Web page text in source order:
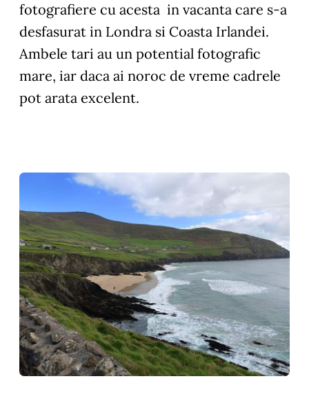
fotografiere cu acesta in vacanta care s-a
desfasurat in Londra si Coasta Irlandei.
Ambele tari au un potential fotografic
mare, iar daca ai noroc de vreme cadrele
pot arata excelent.